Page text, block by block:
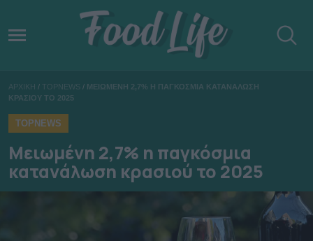
ΑΡΧΙΚΗ / TOPNEWS / ΜΕΙΩΜΕΝΗ 2,7% Η ΠΑΓΚΟΣΜΙΑ ΚΑΤΑΝΑΛΩΣΗ
ΚΡΑΣΙΟΥ ΤΟ 2025
TOPNEWS
Μειωμένη 2,7% η παγκόσμια
κατανάλωση κρασιού το 2025